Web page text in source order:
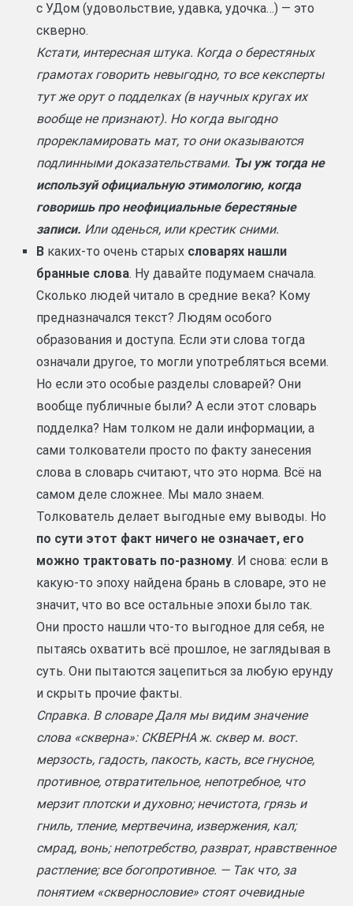
с УДом (удовольствие, удавка, удочка…) — это
скверно.
Кстати, интересная штука. Когда о берестяных
грамотах говорить невыгодно, то все кексперты
тут же орут о подделках (в научных кругах их
вообще не признают). Но когда выгодно
прорекламировать мат, то они оказываются
подлинными доказательствами. Ты уж тогда не
используй официальную этимологию, когда
говоришь про неофициальные берестяные
записи. Или оденься, или крестик сними.
Вкаких-то очень старых словарях нашли
бранные слова. Ну давайте подумаем сначала.
Сколько людей читало в средние века? Кому
предназначался текст? Людям особого
образования и доступа. Если эти слова тогда
означали другое, то могли употребляться всеми.
Но если это особые разделы словарей? Они
вообще публичные были? А если этот словарь
подделка? Нам толком не дали информации, а
сами толкователи просто по факту занесения
слова в словарь считают, что это норма. Всё на
самом деле сложнее. Мы мало знаем.
Толкователь делает выгодные ему выводы. Но
по сути этот факт ничего не означает, его
можно трактовать по-разному. И снова: если в
какую-то эпоху найдена брань в словаре, это не
значит, что во все остальные эпохи было так.
Они просто нашли что-то выгодное для себя, не
пытаясь охватить всё прошлое, не заглядывая в
суть. Они пытаются зацепиться за любую ерунду
и скрыть прочие факты.
Справка. В словаре Даля мы видим значение
слова «скверна»: СКВЕРНА ж. сквер м. вост.
мерзость, гадость, пакость, касть, все гнусное,
противное, отвратительное, непотребное, что
мерзит плотски и духовно; нечистота, грязь и
гниль, тление, мертвечина, извержения, кал;
смрад, вонь; непотребство, разврат, нравственное
растление; все богопротивное. — Так что, за
понятием «сквернословие» стоят очевидные